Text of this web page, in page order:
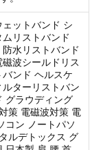
ットバンド シ
リストバンド
水リストバンド
波シールドリス
バンド ヘルスケ
ターリストバン
グラウディング
策 電磁波対策 電
コン ノートパソ
ルデトックス グ